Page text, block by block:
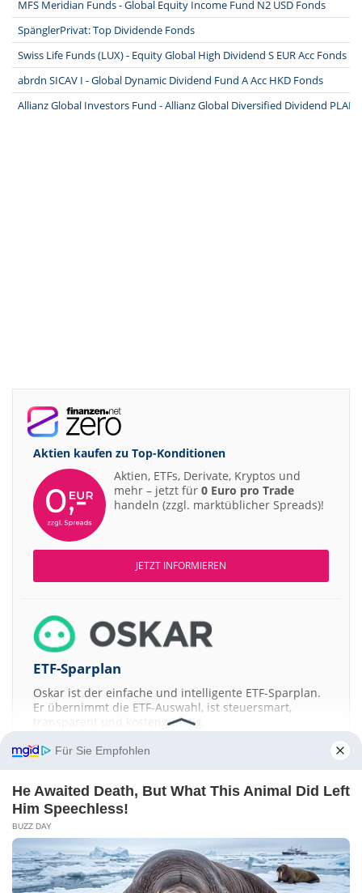
MFS Meridian Funds - Global Equity Income Fund N2 USD Fonds
SpänglerPrivat: Top Dividende Fonds
Swiss Life Funds (LUX) - Equity Global High Dividend S EUR Acc Fonds
abrdn SICAV I - Global Dynamic Dividend Fund A Acc HKD Fonds
Allianz Global Investors Fund - Allianz Global Diversified Dividend
Aktien kaufen zu Top-Konditionen
Aktien, ETFs, Derivate, Kryptos und
mehr – jetzt für 0 Euro pro Trade
handeln (zzgl. marktüblicher Spreads)!
JETZT INFORMIEREN
ETF-Sparplan
Oskar ist der einfache und intelligente ETF-Sparplan.
Er übernimmt die ETF-Auswahl, ist steuersmart,
transparent und kostengünstig.
JETZT MEHR ERFAHREN
Aktien ATX DAX EuroStoxx 50 Dow Jones NASDAQ 100 Nikkei 225
S&P 500
Für Sie Empfohlen
He Awaited Death, But What This Animal Did Left
Him Speechless!
BUZZ DAY